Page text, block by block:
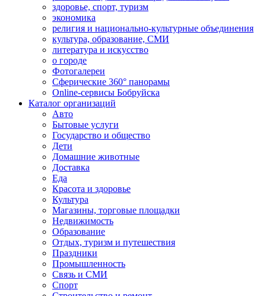
здоровье, спорт, туризм
экономика
религия и национально-культурные объединения
культура, образование, СМИ
литература и искусство
о городе
Фотогалереи
Сферические 360° панорамы
Online-сервисы Бобруйска
Каталог организаций
Авто
Бытовые услуги
Государство и общество
Дети
Домашние животные
Доставка
Еда
Красота и здоровье
Культура
Магазины, торговые площадки
Недвижимость
Образование
Отдых, туризм и путешествия
Праздники
Промышленность
Связь и СМИ
Спорт